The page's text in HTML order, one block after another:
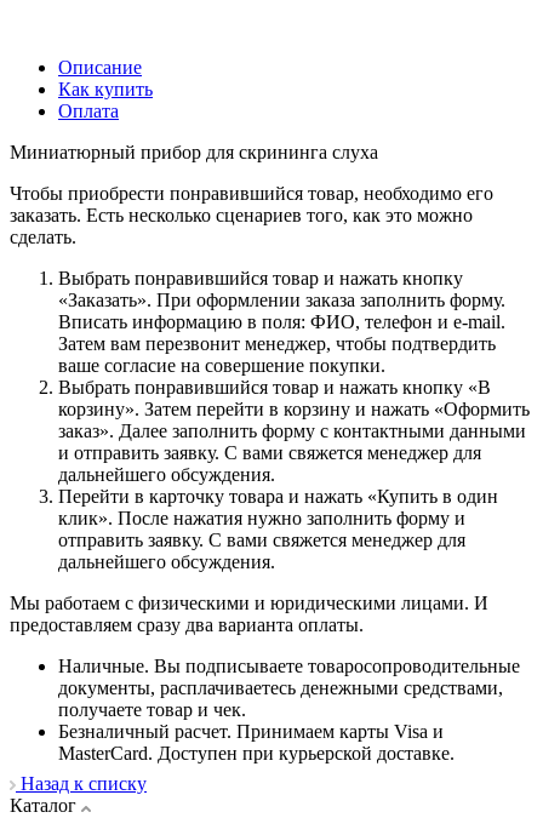
Описание
Как купить
Оплата
Миниатюрный прибор для скрининга слуха
Чтобы приобрести понравившийся товар, необходимо его
заказать. Есть несколько сценариев того, как это можно
сделать.
Выбрать понравившийся товар и нажать кнопку
«Заказать». При оформлении заказа заполнить форму.
Вписать информацию в поля: ФИО, телефон и e-mail.
Затем вам перезвонит менеджер, чтобы подтвердить
ваше согласие на совершение покупки.
Выбрать понравившийся товар и нажать кнопку «В
корзину». Затем перейти в корзину и нажать «Оформить
заказ». Далее заполнить форму с контактными данными
и отправить заявку. С вами свяжется менеджер для
дальнейшего обсуждения.
Перейти в карточку товара и нажать «Купить в один
клик». После нажатия нужно заполнить форму и
отправить заявку. С вами свяжется менеджер для
дальнейшего обсуждения.
Мы работаем с физическими и юридическими лицами. И
предоставляем сразу два варианта оплаты.
Наличные. Вы подписываете товаросопроводительные
документы, расплачиваетесь денежными средствами,
получаете товар и чек.
Безналичный расчет. Принимаем карты Visa и
MasterCard. Доступен при курьерской доставке.
Назад к списку
Каталог